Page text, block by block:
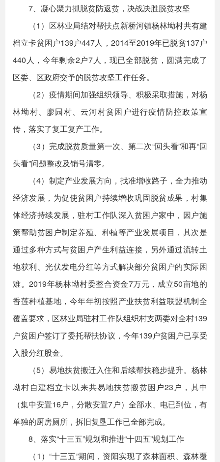
7、凝心聚力抓脱贫防返贫，决战决胜脱贫攻坚
（1）区林业局结对帮扶点新桥河镇杨林坳村共有建
档立卡贫困户139户447人，2014至2019年已脱贫137户
440人，今年剩余2户7人，现已全部脱贫，圆满完成了
区委、区政府交予的脱贫攻坚工作任务。
（2）疫情期间加强组织领导、积极采取措施，对杨
林坳村、廖园村、云河村贫困户进行疫情防控政策宣
传，落实了复工复产工作。
（3）完成脱贫质量第一次、第二次“回头看”和再“回
头看”问题整改及销号清零。
（4）制定产业发展方向，找准增收路子，全力推动
经济发展，为促使贫困户持续增收巩固脱贫成果，村集
体经济持续发展，驻村工作队深入贫困户家中，因户施
策帮助贫困户制定养殖、种植等产业发展项目，其次是
通过多种方式与贫困户产生利益连接，另外通过流转土
地获利、光伏发电分红等方式解决部分贫困户的实际困
难。2019年杨林坳村委整合资金7万元，成立50亩地的
香莲种植基地，今年年初按照产业扶贫利益联盟机制全
覆盖要求，区林业局驻村工作队组织村支两委对全村139
户贫困户签订了委托帮扶协议，今年139户贫困户已享受
入股分红股金。
（5）易地扶贫搬迁入住和后续帮扶稳步提升。杨林
坳村自建档立卡以来共易地扶贫搬贫困户23户，其中
（集中安置16户，分散安置7户）全部水、电已到位，有
单独的厨房厕所，拆旧复垦工作已全部完成。
8、落实“十三五”规划和推进“十四五”规划工作
（1）“十三五”期间，资阳实现了森林面积、森林覆